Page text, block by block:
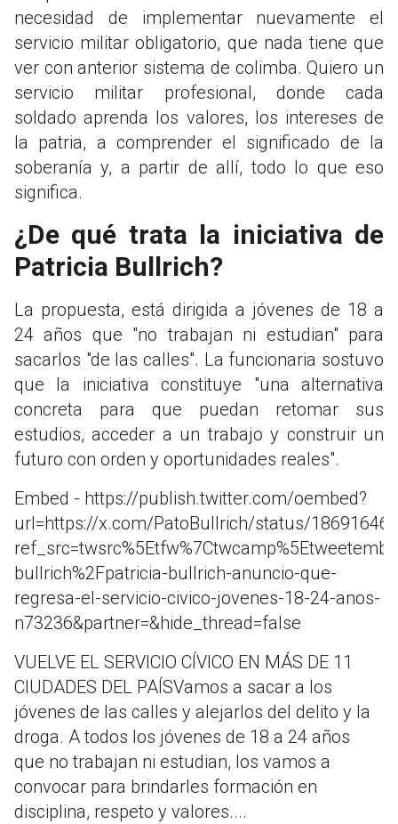
necesidad de implementar nuevamente el
servicio militar obligatorio, que nada tiene que
ver con anterior sistema de colimba. Quiero un
servicio militar profesional, donde cada
soldado aprenda los valores, los intereses de
la patria, a comprender el significado de la
soberanía y, a partir de allí, todo lo que eso
significa.
¿De qué trata la iniciativa de
Patricia Bullrich?
La propuesta, está dirigida a jóvenes de 18 a
24 años que "no trabajan ni estudian" para
sacarlos "de las calles". La funcionaria sostuvo
que la iniciativa constituye "una alternativa
concreta para que puedan retomar sus
estudios, acceder a un trabajo y construir un
futuro con orden y oportunidades reales".
Embed - https://publish.twitter.com/oembed?
url=https://x.com/PatoBullrich/status/
bullrich%2Fpatricia-bullrich-anuncio-que-
regresa-el-servicio-civico-jovenes-18-24-anos-
n73236&partner=&hide_thread=false
VUELVE EL SERVICIO CÍVICO EN MÁS DE 11
CIUDADES DEL PAÍSVamos a sacar a los
jóvenes de las calles y alejarlos del delito y la
droga. A todos los jóvenes de 18 a 24 años
que no trabajan ni estudian, los vamos a
convocar para brindarles formación en
disciplina, respeto y valores....